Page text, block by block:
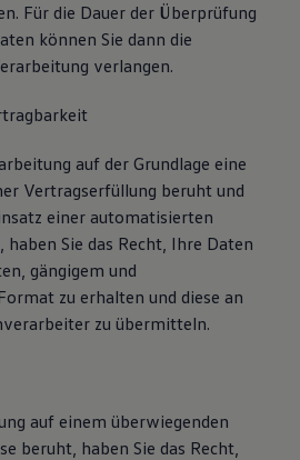
Für die Dauer der Überprüfung
können Sie dann die
verlangen.
auf der Grundlage eine
Vertragserfüllung beruht und
einer automatisierten
Sie das Recht, Ihre Daten
gängigem und
zu erhalten und diese an
zu übermitteln.
auf einem überwiegenden
beruht, haben Sie das Recht,